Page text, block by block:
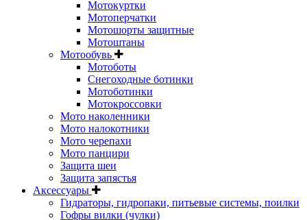
Мотокуртки
Мотоперчатки
Мотошорты защитные
Мотоштаны
Мотообувь
Мотоботы
Снегоходные ботинки
Мотоботинки
Мотокроссовки
Мото наколенники
Мото налокотники
Мото черепахи
Мото панцири
Защита шеи
Защита запястья
Аксессуары
Гидраторы, гидропаки, питьевые системы, поилки
Гофры вилки (чулки)